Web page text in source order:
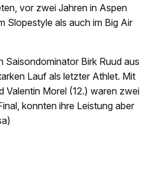
vor zwei Jahren in Aspen
Slopestyle als auch im Big Air
Saisondominator Birk Ruud aus
Lauf als letzter Athlet. Mit
Valentin Morel (12.) waren zwei
konnten ihre Leistung aber